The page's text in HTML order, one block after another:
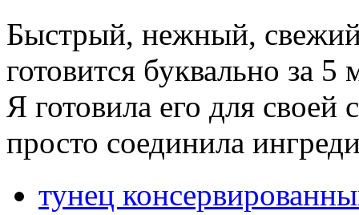
Быстрый, нежный,
готовится буквально за 5
Я готовила его для
просто соединила
тунец